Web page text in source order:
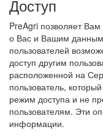
Доступ
PreAgri позволяет
о Вас и Вашим
пользователей
доступ другим
расположенной на
пользователь,
режим доступа и не
пользователям. Эти
информации.